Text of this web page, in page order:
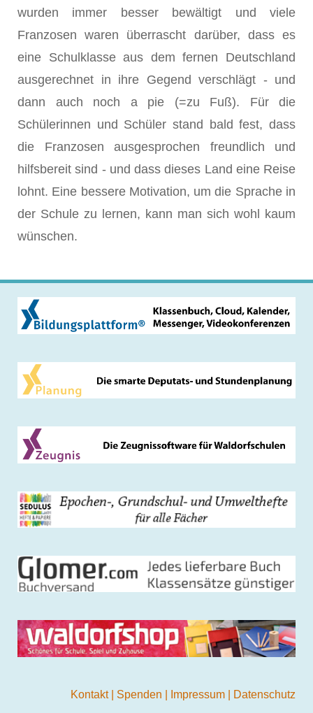
wurden immer besser bewältigt und viele
Franzosen waren überrascht darüber, dass es
eine Schulklasse aus dem fernen Deutschland
ausgerechnet in ihre Gegend verschlägt - und
dann auch noch a pie (=zu Fuß). Für die
Schülerinnen und Schüler stand bald fest, dass
die Franzosen ausgesprochen freundlich und
hilfsbereit sind - und dass dieses Land eine Reise
lohnt. Eine bessere Motivation, um die Sprache in
der Schule zu lernen, kann man sich wohl kaum
wünschen.
Kontakt Spenden Impressum Datenschutz